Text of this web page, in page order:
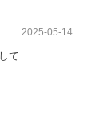
2025-05-14
て